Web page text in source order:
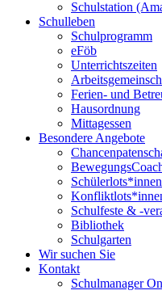
Schulstation
Schulleben
Schulprogramm
eFöb
Unterrichtszeiten
Ferien- und
Hausordnung
Mittagessen
Besondere Angebote
Schülerlots*innen
Schulfeste & -
Bibliothek
Schulgarten
Wir suchen Sie
Kontakt
Schulmanager